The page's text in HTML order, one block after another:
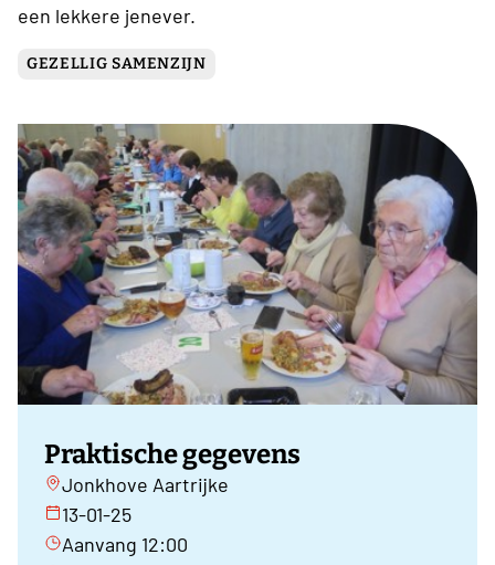
een lekkere jenever.
GEZELLIG SAMENZIJN
Praktische gegevens
Jonkhove Aartrijke
13-01-25
Aanvang 12:00